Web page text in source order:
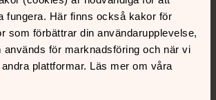
fungera. Här finns också kakor för
som förbättrar din användarupplevelse,
för marknadsföring och när vi
plattformar. Läs mer om våra